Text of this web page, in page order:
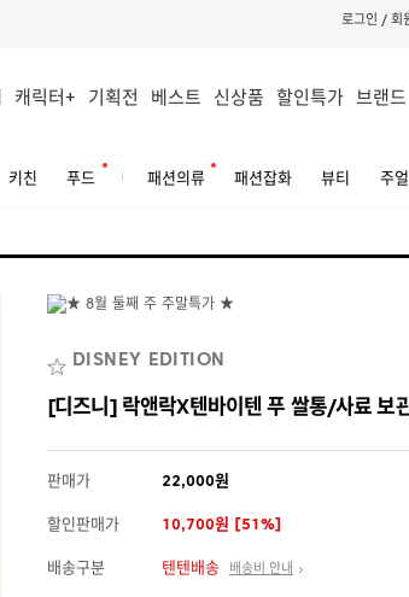
로그인 / 회
캐릭터+ 기획전 베스트 신상품 할인특가 브랜드
키친 푸드 패션의류 패션잡화 뷰티 주
DISNEY EDITION
[디즈니] 락앤락X텐바이텐 푸 쌀통/사료 보
판매가 22,000원
할인판매가 10,700원 [51%]
배송구분 텐텐배송 배송비 안내